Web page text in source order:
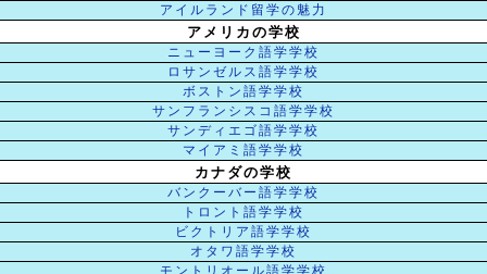
アイルランド留学の魅力
アメリカの学校
ニューヨーク語学学校
ロサンゼルス語学学校
ボストン語学学校
サンフランシスコ語学学校
サンディエゴ語学学校
マイアミ語学学校
カナダの学校
バンクーバー語学学校
トロント語学学校
ビクトリア語学学校
オタワ語学学校